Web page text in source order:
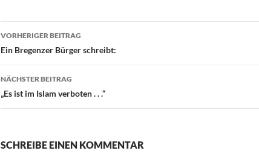
Beitragsnavigation
VORHERIGER BEITRAG
Ein Bregenzer Bürger schreibt:
NÄCHSTER BEITRAG
„Es ist im Islam verboten . . .“
SCHREIBE EINEN KOMMENTAR